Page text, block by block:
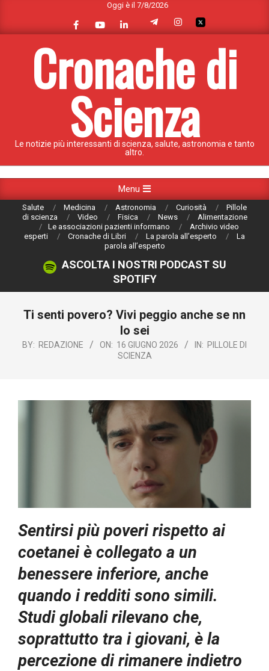
content
Oggi è il 7/8/2026
Cronache di
Scienza
Le notizie più interessanti di scienza, salute, astronomia e tanto
altro.
Navigation
Menu
Salute Medicina Astronomia Curiosità
Pillole
di scienza
Video Fisica News
Alimentazione
Le associazioni pazienti informano
Archivio video
esperti
Cronache di Libri La parola all’esperto
La
parola all’esperto
ASCOLTA I NOSTRI PODCAST SU
SPOTIFY
Ti senti povero? Vivi peggio anche se nn
lo sei
BY: REDAZIONE ON: 16 GIUGNO 2026 IN: PILLOLE DI
SCIENZA
Sentirsi più poveri rispetto ai
coetanei è collegato a un
benessere inferiore, anche
quando i redditi sono simili.
Studi globali rilevano che,
soprattutto tra i giovani, è la
percezione di rimanere indietro